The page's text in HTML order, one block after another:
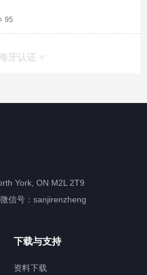
95
牙认证
用
York, ON M2L 2T9
信号：sanjirenzheng
下载与支持
资料下载